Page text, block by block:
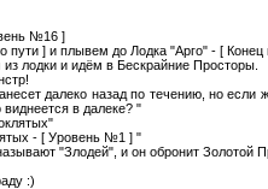
№16 ]
пути ] и плывем до Лодка "Арго" - [ Конец
лодки и идём в Бескрайние Просторы.
далеко назад по течению, но
в далеке? "
- [ Уровень №1 ] "
"Злодей", и он обронит Золотой
:)